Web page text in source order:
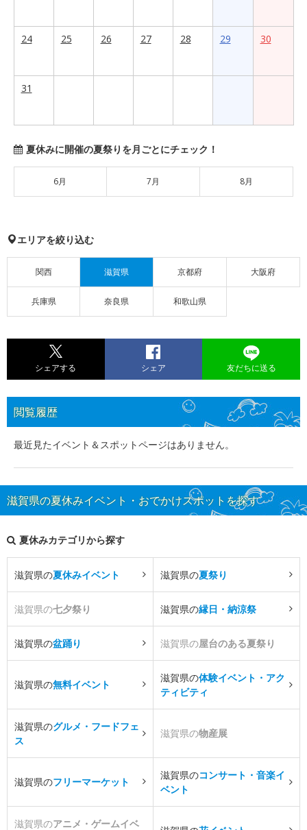
24 25 26 27 28 29 30
31
夏休みに開催の夏祭りを月ごとにチェック！
6月 7月 8月
エリアを絞り込む
関西 滋賀県 京都府 大阪府
兵庫県 奈良県 和歌山県
シェアする シェア 友だちに送る
閲覧履歴
最近見たイベント＆スポットページはありません。
滋賀県の夏休みイベント・おでかけスポットを探す
夏休みカテゴリから探す
滋賀県の夏休みイベント 滋賀県の夏祭り
滋賀県の七夕祭り 滋賀県の縁日・納涼祭
滋賀県の盆踊り 滋賀県の屋台のある夏祭り
滋賀県の無料イベント
滋賀県の体験イベント・アク
ティビティ
滋賀県のグルメ・フードフェ
ス
滋賀県の物産展
滋賀県のフリーマーケット
滋賀県のコンサート・音楽イ
ベント
滋賀県のアニメ・ゲームイベ